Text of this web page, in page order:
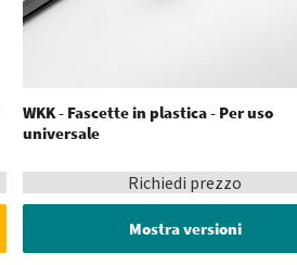
WKK - Fascette in plastica - Per uso
universale
Richiedi prezzo
Mostra versioni